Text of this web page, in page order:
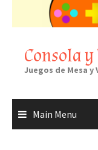
Consola
Juegos de Mesa y
Main Menu